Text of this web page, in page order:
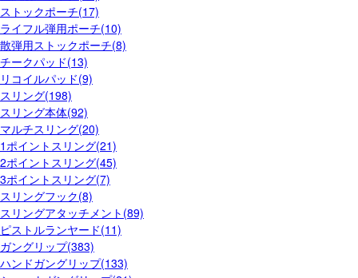
ストックポーチ(17)
ライフル弾用ポーチ(10)
散弾用ストックポーチ(8)
チークパッド(13)
リコイルパッド(9)
スリング(198)
スリング本体(92)
マルチスリング(20)
1ポイントスリング(21)
2ポイントスリング(45)
3ポイントスリング(7)
スリングフック(8)
スリングアタッチメント(89)
ピストルランヤード(11)
ガングリップ(383)
ハンドガングリップ(133)